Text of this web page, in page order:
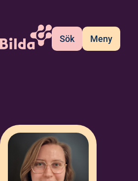
Sök Meny